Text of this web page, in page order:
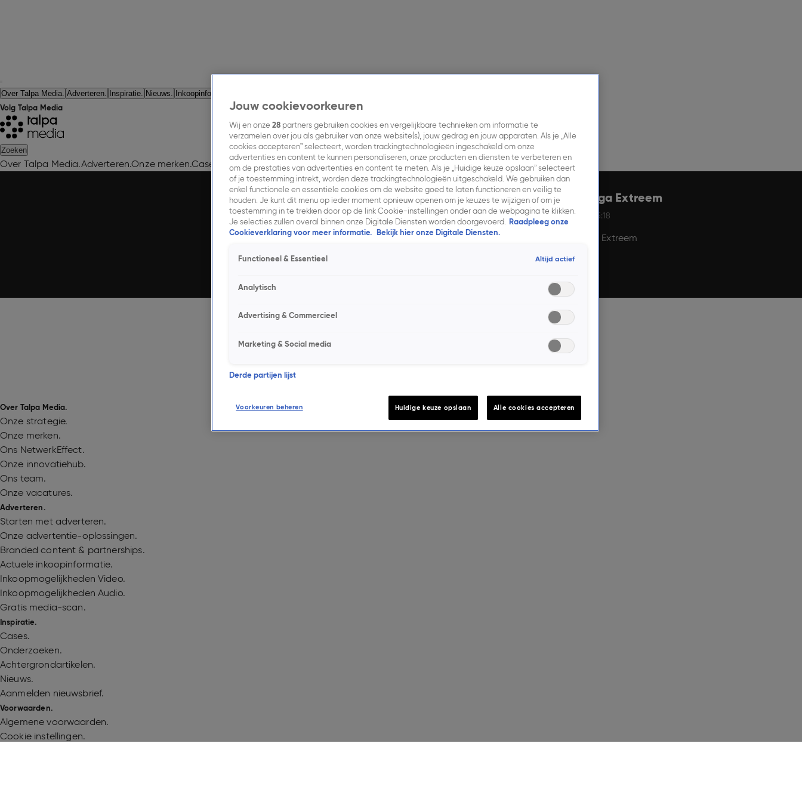
Over Talpa Media. Adverteren. Inspiratie. Nieuws. Inkoopinformatie.
Volg Talpa Media
Zoeken
Over Talpa Media.Adverteren.Onze merken.Cases. Onderzoeken.Nieuws.Inkoopinformatie.Contact.
Case: Mega Extreem
21 jan 2026, 15:18
Case: Mega Extreem
Over Talpa Media.
Onze strategie.
Onze merken.
Ons NetwerkEffect.
Onze innovatiehub.
Ons team.
Onze vacatures.
Adverteren.
Starten met adverteren.
Onze advertentie-oplossingen.
Branded content & partnerships.
Actuele inkoopinformatie.
Inkoopmogelijkheden Video.
Inkoopmogelijkheden Audio.
Gratis media-scan.
Inspiratie.
Cases.
Onderzoeken.
Achtergrondartikelen.
Nieuws.
Aanmelden nieuwsbrief.
Voorwaarden.
Algemene voorwaarden.
Cookie instellingen.
Jouw cookievoorkeuren
Wij en onze 28 partners gebruiken cookies en vergelijkbare technieken om informatie te
verzamelen over jou als gebruiker van onze website(s), jouw gedrag en jouw apparaten. Als je „Alle
cookies accepteren” selecteert, worden trackingtechnologieën ingeschakeld om onze
advertenties en content te kunnen personaliseren, onze producten en diensten te verbeteren en
om de prestaties van advertenties en content te meten. Als je „Huidige keuze opslaan” selecteert
of je toestemming intrekt, worden deze trackingtechnologieën uitgeschakeld. We gebruiken dan
enkel functionele en essentiële cookies om de website goed te laten functioneren en veilig te
houden. Je kunt dit menu op ieder moment opnieuw openen om je keuzes te wijzigen of om je
toestemming in te trekken door op de link Cookie-instellingen onder aan de webpagina te klikken.
Je selecties zullen overal binnen onze Digitale Diensten worden doorgevoerd. Raadpleeg onze
Cookieverklaring voor meer informatie.
Bekijk hier onze Digitale Diensten.
Functioneel & Essentieel Altijd actief
Analytisch
Advertising & Commercieel
Marketing & Social media
Derde partijen lijst
Voorkeuren beheren Huidige keuze opslaan Alle cookies accepteren